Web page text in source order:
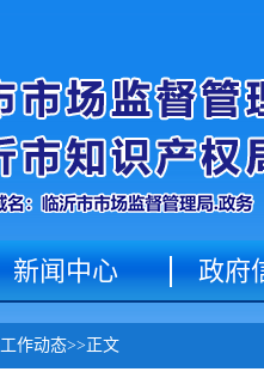
新闻中心 政府
工作动态>> 正文